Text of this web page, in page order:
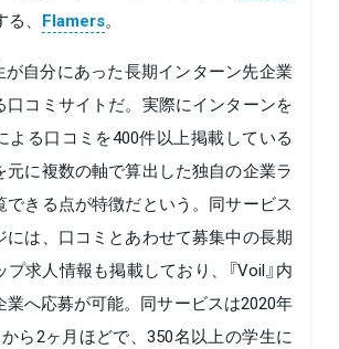
、 Flamers。
が自分にあった長期インターン先企業
口コミサイトだ。実際にインターンを
よる口コミを400件以上掲載している
元に複数の軸で算出した独自の企業ラ
できる点が特徴だという。同サービス
には、口コミとあわせて募集中の長期
求人情報も掲載しており、『Voil』内
業へ応募が可能。同サービスは2020年
ら2ヶ月ほどで、350名以上の学生に